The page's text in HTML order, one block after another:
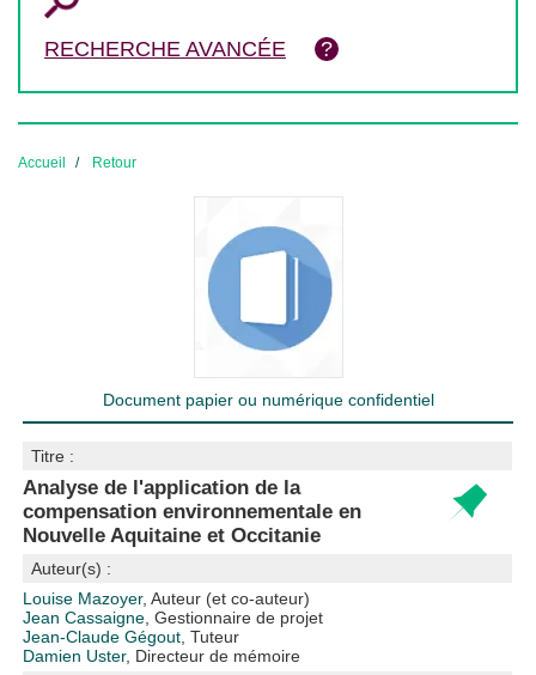
RECHERCHE AVANCÉE
Accueil Retour
Document papier ou numérique confidentiel
Titre :
Analyse de l'application de la
compensation environnementale en
Nouvelle Aquitaine et Occitanie
Auteur(s) :
Louise Mazoyer, Auteur (et co-auteur)
Jean Cassaigne , Gestionnaire de projet
Jean-Claude Gégout , Tuteur
Damien Uster, Directeur de mémoire